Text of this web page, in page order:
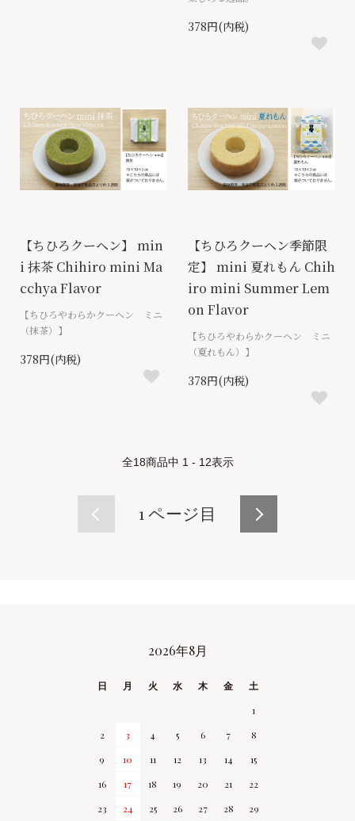
378円(内税)
【ちひろクーヘン】 min
i 抹茶 Chihiro mini Ma
cchya Flavor
【ちひろやわらかクーヘン ミニ
（抹茶）】
378円(内税)
【ちひろクーヘン季節限
定】 mini 夏れもん Chih
iro mini Summer Lem
on Flavor
【ちひろやわらかクーヘン ミニ
（夏れもん）】
378円(内税)
全18商品中 1 - 12表示
1 ページ目
2026年8月
日 月 火 水 木 金
土
1
2
3 4 5 6 7
8
9
10 11 12 13 14
15
16
17 18 19 20 21
22
23
24 25 26 27 28
29